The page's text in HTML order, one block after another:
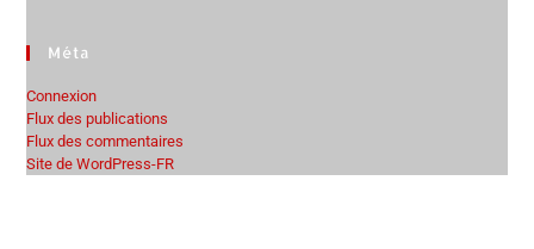
Méta
Connexion
Flux des publications
Flux des commentaires
Site de WordPress-FR